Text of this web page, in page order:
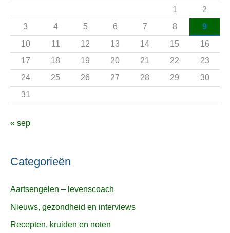
a
r
:
1
2
3
4 5 6 7 8
9
10
11 12 13 14 15
16
17
18 19 20 21 22
23
24
25 26 27 28 29
30
31
« sep
Categorieën
Aartsengelen – levenscoach
Nieuws, gezondheid en interviews
Recepten, kruiden en noten